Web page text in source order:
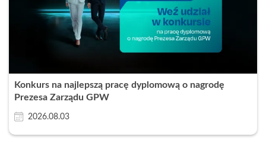
Konkurs na najlepszą pracę dyplomową o nagrodę
Prezesa Zarządu GPW
2026.08.03